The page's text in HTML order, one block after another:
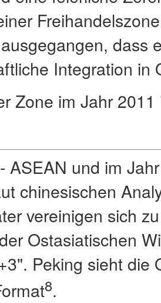
dass
Integration in
Zone im Jahr
ASEAN und im
chinesischen
vereinigen sich
Ostasiatischen
Peking sieht die
8.